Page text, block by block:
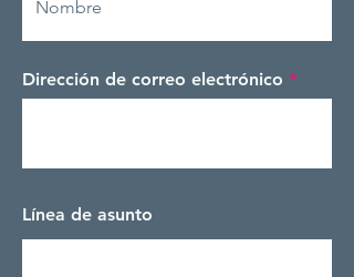
Dirección de correo electrónico
Línea de asunto